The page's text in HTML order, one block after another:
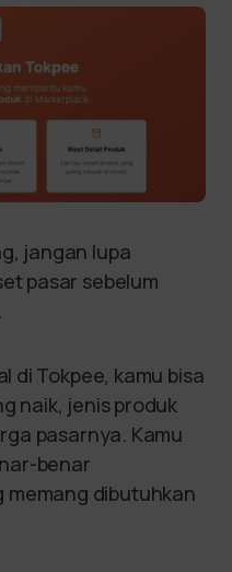
jangan lupa
pasar sebelum
di Tokpee, kamu bisa
naik, jenis produk
pasarnya. Kamu
benar
memang dibutuhkan